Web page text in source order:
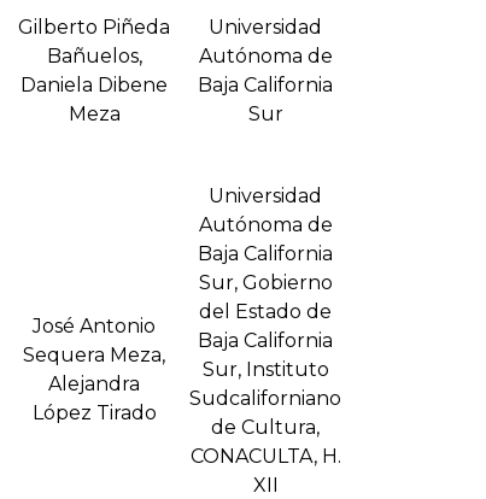
Gilberto Piñeda
Bañuelos,
Daniela Dibene
Meza
Universidad
Autónoma de
Baja California
Sur
José Antonio
Sequera Meza,
Alejandra
López Tirado
Universidad
Autónoma de
Baja California
Sur, Gobierno
del Estado de
Baja California
Sur, Instituto
Sudcaliforniano
de Cultura,
CONACULTA, H.
XII